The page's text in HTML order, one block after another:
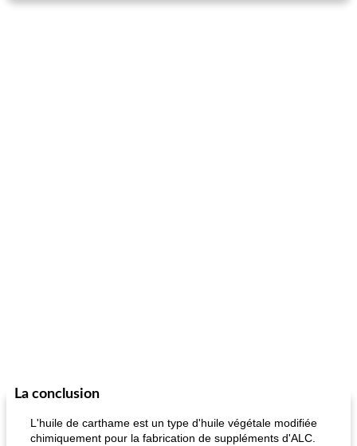
La conclusion
L'huile de carthame est un type d'huile végétale modifiée
chimiquement pour la fabrication de suppléments d'ALC.